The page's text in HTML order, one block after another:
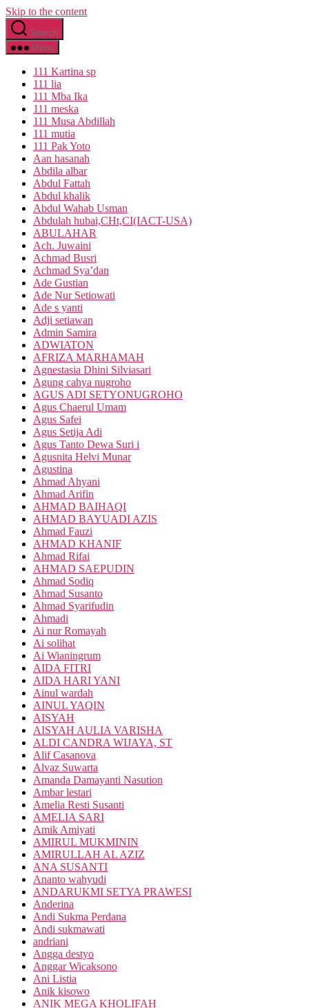
Skip to the content
Search
Menu
111 Kartina sp
111 lia
111 Mba Ika
111 meska
111 Musa Abdillah
111 mutia
111 Pak Yoto
Aan hasanah
Abdila albar
Abdul Fattah
Abdul khalik
Abdul Wahab Usman
Abdulah hubai,CHt,CI(IACT-USA)
ABULAHAR
Ach. Juwaini
Achmad Busri
Achmad Sya’dan
Ade Gustian
Ade Nur Setiowati
Ade s yanti
Adji setiawan
Admin Samira
ADWIATON
AFRIZA MARHAMAH
Agnestasia Dhini Silviasari
Agung cahya nugroho
AGUS ADI SETYONUGROHO
Agus Chaerul Umam
Agus Safei
Agus Setija Adi
Agus Tanto Dewa Suri i
Agusnita Helvi Munar
Agustina
Ahmad Ahyani
Ahmad Arifin
AHMAD BAIHAQI
AHMAD BAYUADI AZIS
Ahmad Fauzi
AHMAD KHANIF
Ahmad Rifai
AHMAD SAEPUDIN
Ahmad Sodiq
Ahmad Susanto
Ahmad Syarifudin
Ahmadi
Ai nur Romayah
Ai solihat
Ai Wianingrum
AIDA FITRI
AIDA HARI YANI
Ainul wardah
AINUL YAQIN
AISYAH
AISYAH AULIA VARISHA
ALDI CANDRA WIJAYA, ST
Alif Casanova
Alvaz Suwarta
Amanda Damayanti Nasution
Ambar lestari
Amelia Resti Susanti
AMELIA SARI
Amik Amiyati
AMIRUL MUKMININ
AMIRULLAH AL AZIZ
ANA SUSANTI
Ananto wahyudi
ANDARUKMI SETYA PRAWESI
Anderina
Andi Sukma Perdana
Andi sukmawati
andriani
Angga destyo
Anggar Wicaksono
Ani Listia
Anik kisowo
ANIK MEGA KHOLIFAH